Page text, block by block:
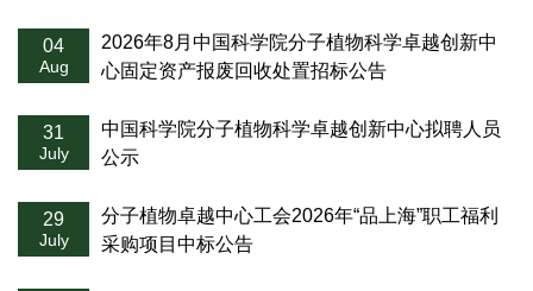
04
Aug
2026年8月中国科学院分子植物科学卓越创新中
心固定资产报废回收处置招标公告
31
July
中国科学院分子植物科学卓越创新中心拟聘人员
公示
29
July
分子植物卓越中心工会2026年“品上海”职工福利
采购项目中标公告